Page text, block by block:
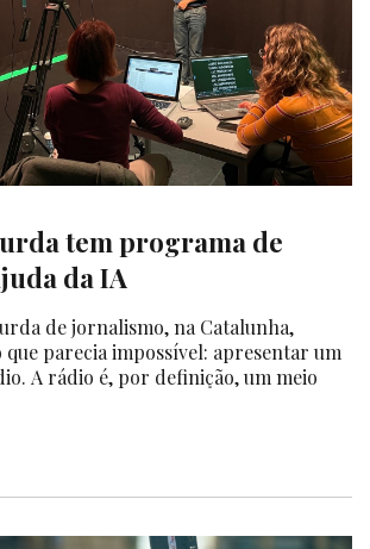
tem programa de
da IA
de jornalismo, na Catalunha,
parecia impossível: apresentar um
A rádio é, por definição, um meio